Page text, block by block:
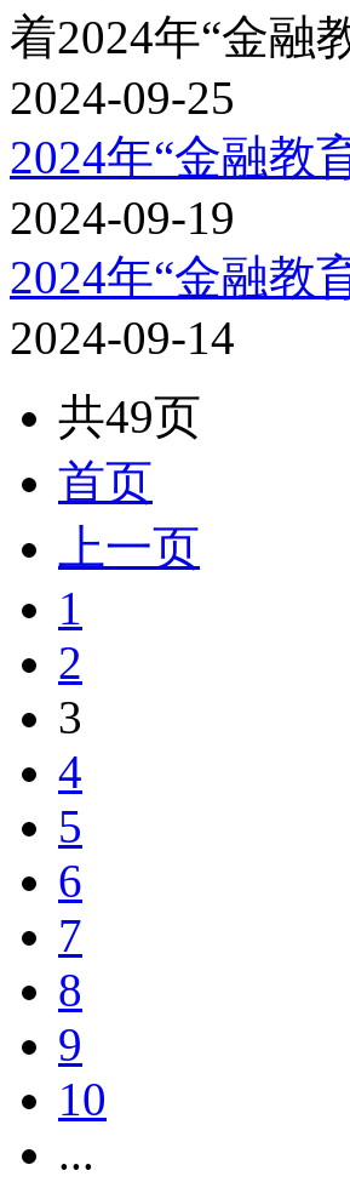
着2024年“金融
2024-09-25
2024年“金融教
2024-09-19
2024年“金融教
2024-09-14
共49页
首页
上一页
1
2
3
4
5
6
7
8
9
10
...